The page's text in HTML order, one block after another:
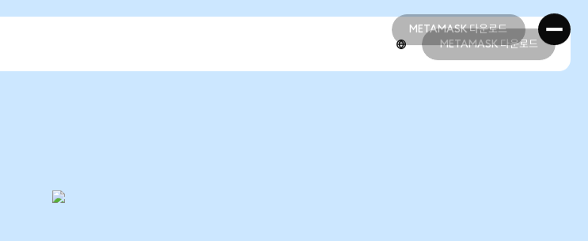
METAMASK 다운로드
METAMASK 다운로드
METAMASK 다운로드